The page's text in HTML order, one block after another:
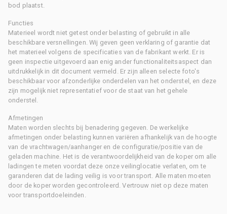
bod plaatst.
Functies
Materieel wordt niet getest onder belasting of gebruikt in alle
beschikbare versnellingen. Wij geven geen verklaring of garantie dat
het materieel volgens de specificaties van de fabrikant werkt. Er is
geen inspectie uitgevoerd aan enig ander functionaliteitsaspect dan
uitdrukkelijk in dit document vermeld. Er zijn alleen selecte foto's
beschikbaar voor afzonderlijke onderdelen van het onderstel, en deze
zijn mogelijk niet representatief voor de staat van het gehele
onderstel.
Afmetingen
Maten worden slechts bij benadering gegeven. De werkelijke
afmetingen onder belasting kunnen variëren afhankelijk van de hoogte
van de vrachtwagen/aanhanger en de configuratie/positie van de
geladen machine. Het is de verantwoordelijkheid van de koper om alle
ladingen te meten voordat deze onze veilinglocatie verlaten, om te
garanderen dat de lading veilig is voor transport. Alle maten moeten
door de koper worden gecontroleerd. Vertrouw niet op deze maten
voor transportdoeleinden.